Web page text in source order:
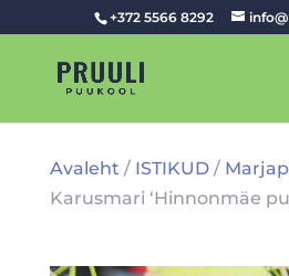
+372 5566 8292
Avaleht / ISTIKUD/
Karusmari ‘Hinnonmäe